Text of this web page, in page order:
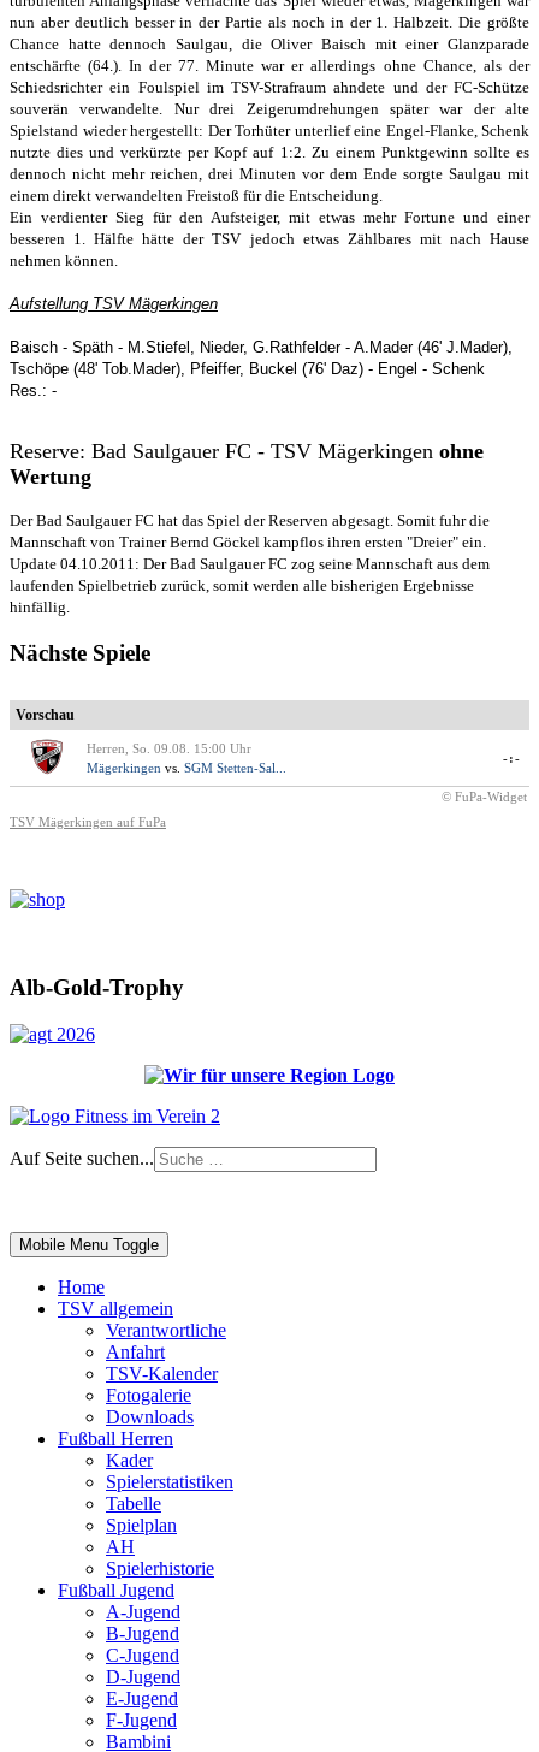
nun aber deutlich besser in der Partie als noch in der 1. Halbzeit. Die größte
Chance hatte dennoch Saulgau, die Oliver Baisch mit einer Glanzparade
entschärfte (64.). In der 77. Minute war er allerdings ohne Chance, als der
Schiedsrichter ein Foulspiel im TSV-Strafraum ahndete und der FC-Schütze
souverän verwandelte. Nur drei Zeigerumdrehungen später war der alte
Spielstand wieder hergestellt: Der Torhüter unterlief eine Engel-Flanke, Schenk
nutzte dies und verkürzte per Kopf auf 1:2. Zu einem Punktgewinn sollte es
dennoch nicht mehr reichen, drei Minuten vor dem Ende sorgte Saulgau mit
einem direkt verwandelten Freistoß für die Entscheidung.
Ein verdienter Sieg für den Aufsteiger, mit etwas mehr Fortune und einer
besseren 1. Hälfte hätte der TSV jedoch etwas Zählbares mit nach Hause
nehmen können.
Aufstellung TSV Mägerkingen
Baisch - Späth - M.Stiefel, Nieder, G.Rathfelder - A.Mader (46' J.Mader),
Tschöpe (48' Tob.Mader), Pfeiffer, Buckel (76' Daz) - Engel - Schenk
Res.: -
Reserve: Bad Saulgauer FC - TSV Mägerkingen ohne
Wertung
Der Bad Saulgauer FC hat das Spiel der Reserven abgesagt. Somit fuhr die
Mannschaft von Trainer Bernd Göckel kampflos ihren ersten "Dreier" ein.
Update 04.10.2011: Der Bad Saulgauer FC zog seine Mannschaft aus dem
laufenden Spielbetrieb zurück, somit werden alle bisherigen Ergebnisse
hinfällig.
Nächste Spiele
Vorschau
Herren, So. 09.08. 15:00 Uhr
Mägerkingen vs. SGM Stetten-Sal...
-:-
© FuPa-Widget
TSV Mägerkingen auf FuPa
Alb-Gold-Trophy
Auf Seite suchen...
Mobile Menu Toggle
Home
TSV allgemein
Verantwortliche
Anfahrt
TSV-Kalender
Fotogalerie
Downloads
Fußball Herren
Kader
Spielerstatistiken
Tabelle
Spielplan
AH
Spielerhistorie
Fußball Jugend
A-Jugend
B-Jugend
C-Jugend
D-Jugend
E-Jugend
F-Jugend
Bambini